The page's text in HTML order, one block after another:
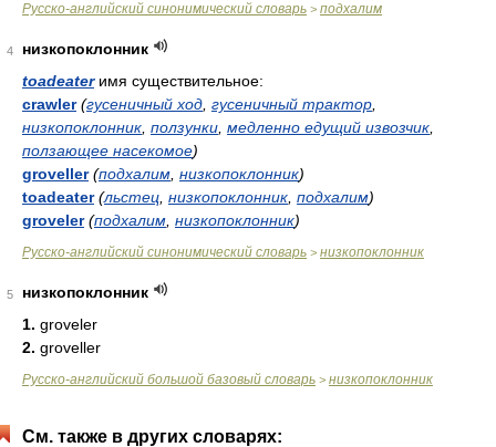
Русско-английский синонимический словарь > подхалим
4
низкопоклонник
toadeater имя существительное:
crawler (гусеничный ход гусеничный трактор
низкопоклонник ползунки медленно едущий извозчик
ползающее насекомое)
groveller (подхалим низкопоклонник)
toadeater (льстец низкопоклонник подхалим)
groveler (подхалим низкопоклонник)
Русско-английский синонимический словарь > низкопоклонник
5
низкопоклонник
1. groveler
2. groveller
Русско-английский большой базовый словарь > низкопоклонник
См. также в других словарях: